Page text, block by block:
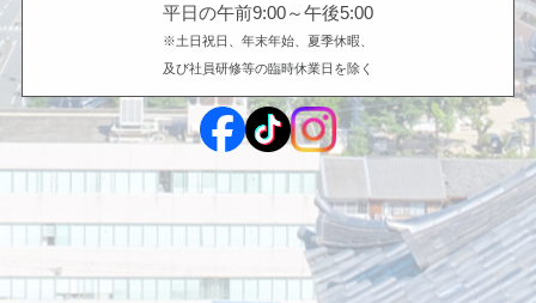
平日の午前9:00～午後5:00
※土日祝日、年末年始、夏季休暇、
及び社員研修等の臨時休業日を除く